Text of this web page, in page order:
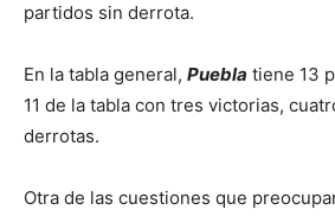
partidos sin derrota.
En la tabla general, Puebla tiene 13
11 de la tabla con tres victorias,
derrotas.
Otra de las cuestiones que